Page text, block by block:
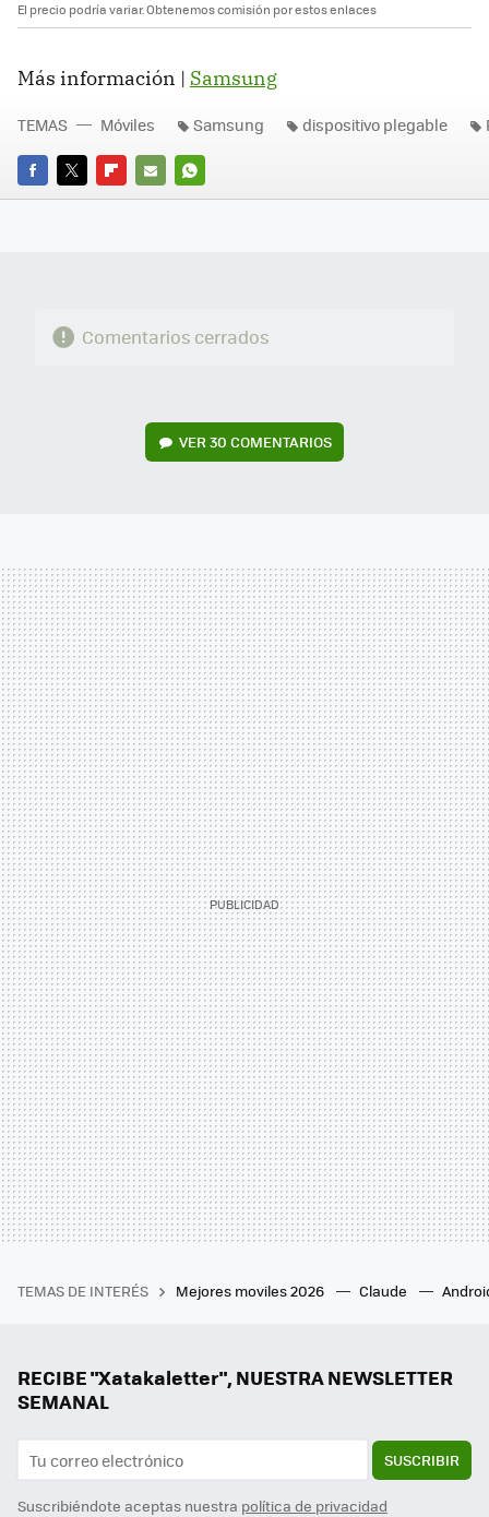
El precio podría variar. Obtenemos comisión por estos enlaces
Más información | Samsung
FACEBOOK
TWITTERFLIPBOARD
E-
WHATSAPP
TEMAS Móviles Samsung dispositivo plegable
Comentarios cerrados
VER30 COMENTARIOS
TEMAS DE INTERÉS Mejores moviles 2026 Claude
RECIBE "Xatakaletter", NUESTRA NEWSLETTER
SEMANAL
SUSCRIBIR
Suscribiéndote aceptas nuestra política de privacidad